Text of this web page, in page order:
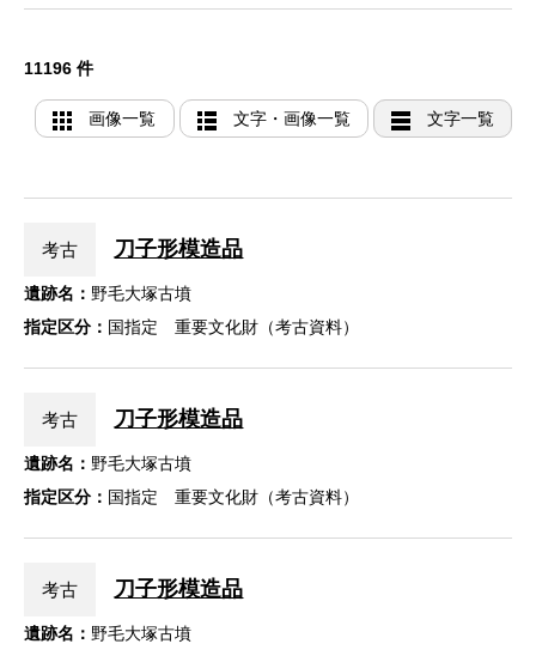
11196 件
画像一覧 文字・画像一覧 文字一覧
考古 刀子形模造品
遺跡名： 野毛大塚古墳
指定区分： 国指定 重要文化財（考古資料）
考古 刀子形模造品
遺跡名： 野毛大塚古墳
指定区分： 国指定 重要文化財（考古資料）
考古 刀子形模造品
遺跡名： 野毛大塚古墳